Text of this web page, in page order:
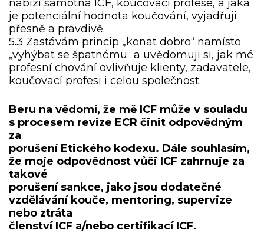
nabízí samotná ICF, koučovací profese, a jaká
je potenciální hodnota koučování, vyjadřuji
přesně a pravdivě.
5.3 Zastávám princip „konat dobro“ namísto
„vyhýbat se špatnému“ a uvědomuji si, jak mé
profesní chování ovlivňuje klienty, zadavatele,
koučovací profesi i celou společnost.
Beru na vědomí, že mě ICF může v souladu
s procesem revize ECR činit odpovědným
za
porušení Etického kodexu. Dále souhlasím,
že moje odpovědnost vůči ICF zahrnuje za
takové
porušení sankce, jako jsou dodatečné
vzdělávání kouče, mentoring, supervize
nebo ztráta
členství ICF a/nebo certifikací ICF.